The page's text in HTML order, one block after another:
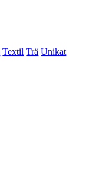
Textil Trä Unikat